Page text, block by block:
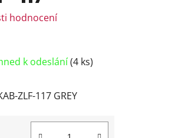
hodnocení
k odeslání(4 ks)
ZLF-117 GREY